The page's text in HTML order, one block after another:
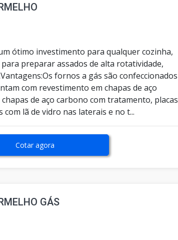
ótimo investimento para qualquer cozinha,
preparar assados de alta rotatividade,
fornos a gás são confeccionados
com revestimento em chapas de aço
de aço carbono com tratamento, placas
lã de vidro nas laterais e no t...
Cotar agora
GÁS